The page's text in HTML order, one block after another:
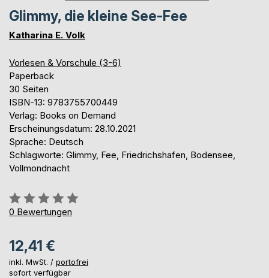
Glimmy, die kleine See-Fee
Katharina E. Volk
Vorlesen & Vorschule (3-6)
Paperback
30 Seiten
ISBN-13: 9783755700449
Verlag: Books on Demand
Erscheinungsdatum: 28.10.2021
Sprache: Deutsch
Schlagworte: Glimmy, Fee, Friedrichshafen, Bodensee,
Vollmondnacht
Bewertung::
0%
0 Bewertungen
12,41 €
inkl. MwSt. / portofrei
sofort verfügbar